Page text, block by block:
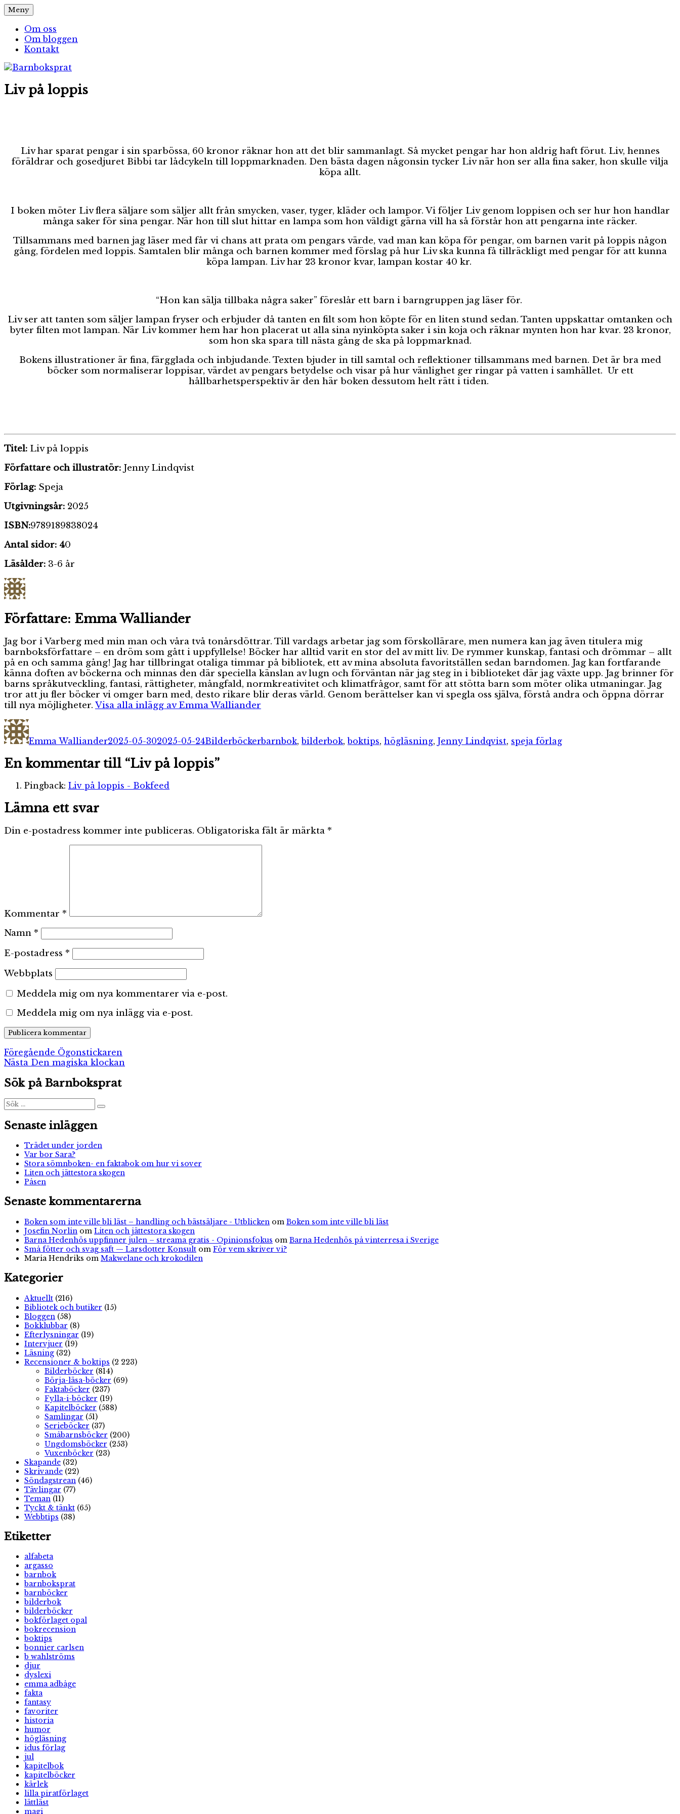
Hoppa
till
innehåll
Barnboksprat
– en blogg om barnböcker
Meny
Om oss
Om bloggen
Kontakt
Liv på loppis
Liv har sparat pengar i sin sparbössa, 60 kronor räknar hon att det blir sammanlagt. Så mycket pengar har hon aldrig haft förut. Liv, hennes
föräldrar och gosedjuret Bibbi tar lådcykeln till loppmarknaden. Den bästa dagen någonsin tycker Liv när hon ser alla fina saker, hon skulle vilja
köpa allt.
I boken möter Liv flera säljare som säljer allt från smycken, vaser, tyger, kläder och lampor. Vi följer Liv genom loppisen och ser hur hon handlar
många saker för sina pengar. När hon till slut hittar en lampa som hon väldigt gärna vill ha så förstår hon att pengarna inte räcker.
Tillsammans med barnen jag läser med får vi chans att prata om pengars värde, vad man kan köpa för pengar, om barnen varit på loppis någon
gång, fördelen med loppis. Samtalen blir många och barnen kommer med förslag på hur Liv ska kunna få tillräckligt med pengar för att kunna
köpa lampan. Liv har 23 kronor kvar, lampan kostar 40 kr.
“Hon kan sälja tillbaka några saker” föreslår ett barn i barngruppen jag läser för.
Liv ser att tanten som säljer lampan fryser och erbjuder då tanten en filt som hon köpte för en liten stund sedan. Tanten uppskattar omtanken och
byter filten mot lampan. När Liv kommer hem har hon placerat ut alla sina nyinköpta saker i sin koja och räknar mynten hon har kvar. 23 kronor,
som hon ska spara till nästa gång de ska på loppmarknad.
Bokens illustrationer är fina, färgglada och inbjudande. Texten bjuder in till samtal och reflektioner tillsammans med barnen. Det är bra med
böcker som normaliserar loppisar, värdet av pengars betydelse och visar på hur vänlighet ger ringar på vatten i samhället. Ur ett
hållbarhetsperspektiv är den här boken dessutom helt rätt i tiden.
Titel: Liv på loppis
Författare och illustratör: Jenny Lindqvist
Förlag: Speja
Utgivningsår: 2025
ISBN:9789189838024
Antal sidor: 40
Läsålder: 3-6 år
Författare: Emma Walliander
Jag bor i Varberg med min man och våra två tonårsdöttrar. Till vardags arbetar jag som förskollärare, men numera kan jag även titulera mig
barnboksförfattare – en dröm som gått i uppfyllelse! Böcker har alltid varit en stor del av mitt liv. De rymmer kunskap, fantasi och drömmar – allt
på en och samma gång! Jag har tillbringat otaliga timmar på bibliotek, ett av mina absoluta favoritställen sedan barndomen. Jag kan fortfarande
känna doften av böckerna och minnas den där speciella känslan av lugn och förväntan när jag steg in i biblioteket där jag växte upp. Jag brinner för
barns språkutveckling, fantasi, rättigheter, mångfald, normkreativitet och klimatfrågor, samt för att stötta barn som möter olika utmaningar. Jag
tror att ju fler böcker vi omger barn med, desto rikare blir deras värld. Genom berättelser kan vi spegla oss själva, förstå andra och öppna dörrar
till nya möjligheter. Visa alla inlägg av Emma Walliander
Författare
Emma Walliander2025-05-302025-05-24Bilderböckerbarnbok,bilderbok,boktips, högläsning, Jenny Lindqvist, speja förlag
En kommentar till “Liv på loppis”
Pingback: Liv på loppis - Bokfeed
Lämna ett svar
Din e-postadress kommer inte publiceras. Obligatoriska fält är märkta *
Kommentar *
Namn *
E-postadress *
Webbplats
Meddela mig om nya kommentarer via e-post.
Meddela mig om nya inlägg via e-post.
Inläggsnavigering
Föregående Föregående
inlägg:
Ögonstickaren
Nästa Nästa
Den magiska klockan
Sök på Barnboksprat
Sök
efter:
Sök
Senaste inläggen
Trädet under jorden
Var bor Sara?
Stora sömnboken- en faktabok om hur vi sover
Liten och jättestora skogen
Påsen
Senaste kommentarerna
Boken som inte ville bli läst – handling och bästsäljare - Utblicken om Boken som inte ville bli läst
Josefin Norlin om Liten och jättestora skogen
Barna Hedenhös uppfinner julen – streama gratis - Opinionsfokus om Barna Hedenhös på vinterresa i Sverige
Små fötter och svag saft — Larsdotter Konsult om För vem skriver vi?
Maria Hendriks om Makwelane och krokodilen
Kategorier
Aktuellt (216)
Bibliotek och butiker (15)
Bloggen (58)
Bokklubbar (8)
Efterlysningar (19)
Intervjuer (19)
Läsning (32)
Recensioner & boktips (2 223)
Bilderböcker (814)
Börja-läsa-böcker (69)
Faktaböcker (237)
Fylla-i-böcker (19)
Kapitelböcker (588)
Samlingar (51)
Serieböcker (37)
Småbarnsböcker (200)
Ungdomsböcker (253)
Vuxenböcker (23)
Skapande (32)
Skrivande (22)
Söndagstrean (46)
Tävlingar (77)
Teman (11)
Tyckt & tänkt (65)
Webbtips (38)
Etiketter
alfabeta
argasso
barnbok
barnboksprat
barnböcker
bilderbok
bilderböcker
bokförlaget opal
bokrecension
boktips
bonnier carlsen
b wahlströms
djur
dyslexi
emma adbåge
fakta
fantasy
favoriter
historia
humor
högläsning
idus förlag
jul
kapitelbok
kapitelböcker
kärlek
lilla piratförlaget
lättläst
magi